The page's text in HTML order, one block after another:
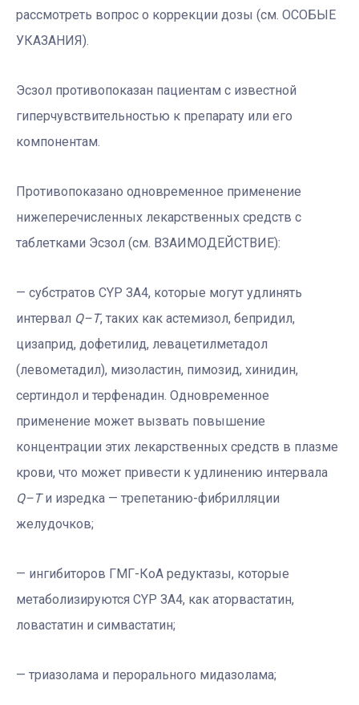
рассмотреть вопрос о коррекции дозы (см. ОСОБЫЕ
УКАЗАНИЯ).
Эсзол противопоказан пациентам с известной
гиперчувствительностью к препарату или его
компонентам.
Противопоказано одновременное применение
нижеперечисленных лекарственных средств с
таблетками Эсзол (см. ВЗАИМОДЕЙСТВИЕ):
— субстратов СYР ЗА4, которые могут удлинять
интервал Q–T, таких как астемизол, бепридил,
цизаприд, дофетилид, левацетилметадол
(левометадил), мизоластин, пимозид, хинидин,
сертиндол и терфенадин. Одновременное
применение может вызвать повышение
концентрации этих лекарственных средств в плазме
крови, что может привести к удлинению интервала
Q–Tи изредка — трепетанию-фибрилляции
желудочков;
— ингибиторов ГМГ-КоА редуктазы, которые
метаболизируются СYР ЗА4, как аторвастатин,
ловастатин и симвастатин;
— триазолама и перорального мидазолама;